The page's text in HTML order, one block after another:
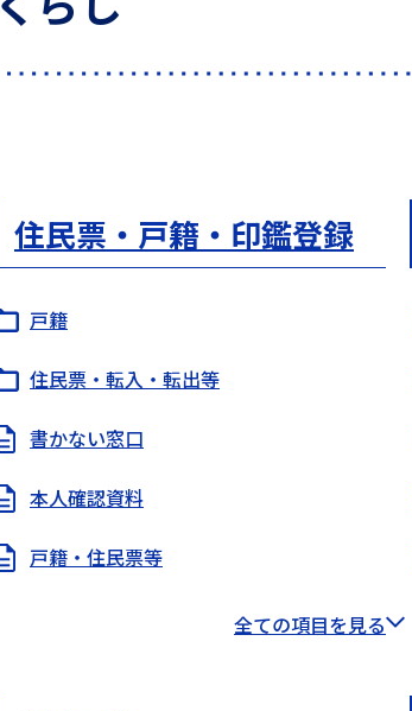
住民票・戸籍・印鑑登録
戸籍
住民票・転入・転出等
書かない窓口
本人確認資料
戸籍・住民票等
全ての項目を見る